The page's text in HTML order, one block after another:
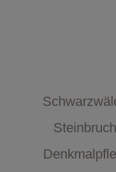
Steinbruch